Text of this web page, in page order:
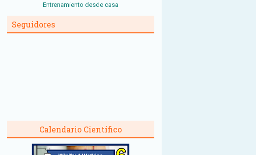
Entrenamiento desde casa
Seguidores
Calendario Científico